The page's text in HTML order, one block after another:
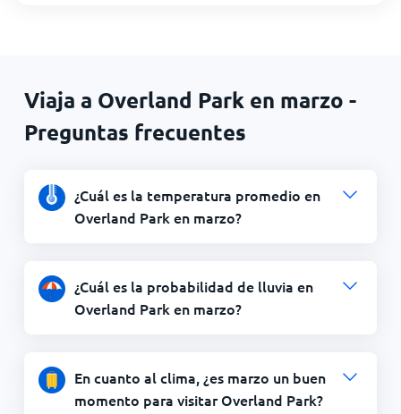
Viaja a Overland Park en marzo -
Preguntas frecuentes
¿Cuál es la temperatura promedio en
Overland Park en marzo?
¿Cuál es la probabilidad de lluvia en
Overland Park en marzo?
En cuanto al clima, ¿es marzo un buen
momento para visitar Overland Park?